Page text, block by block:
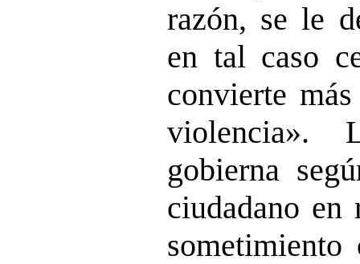
razón, se le
en tal caso
convierte
violencia».
gobierna
ciudadano en